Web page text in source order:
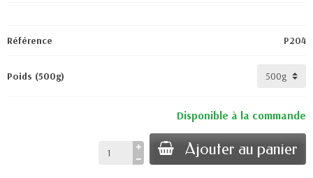
Référence P204
Poids (500g)
Disponible à la commande
Ajouter au panier